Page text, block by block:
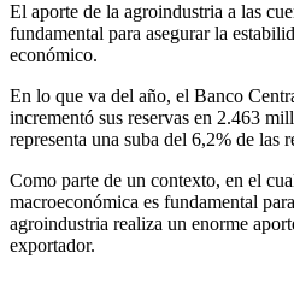
El aporte de la agroindustria a las
fundamental para asegurar la
económico.
En lo que va del año, el Banco
incrementó sus reservas en 2.463
representa una suba del 6,2% de las
Como parte de un contexto, en el
macroeconómica es fundamental
agroindustria realiza un enorme
exportador.